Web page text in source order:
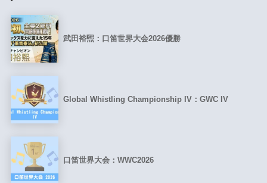
武田裕煕：口笛世界大会2026優勝
Global Whistling Championship IV：GWC IV
口笛世界大会：WWC2026